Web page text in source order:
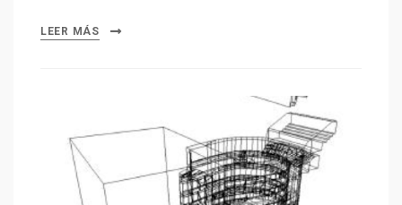
LEER MÁS